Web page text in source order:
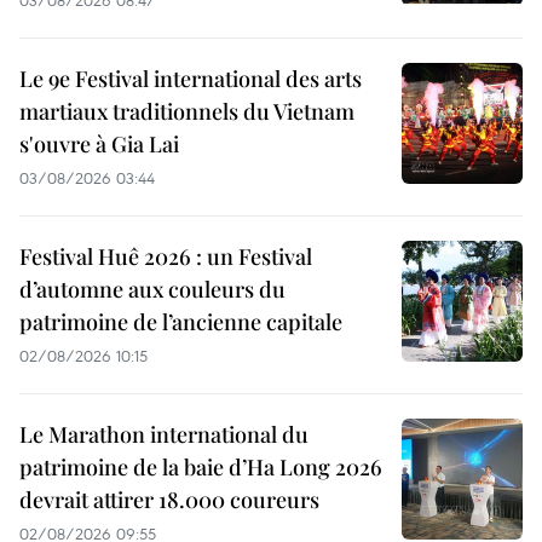
Le 9e Festival international des arts
martiaux traditionnels du Vietnam
s'ouvre à Gia Lai
03/08/2026 03:44
Festival Huê 2026 : un Festival
d’automne aux couleurs du
patrimoine de l’ancienne capitale
02/08/2026 10:15
Le Marathon international du
patrimoine de la baie d’Ha Long 2026
devrait attirer 18.000 coureurs
02/08/2026 09:55